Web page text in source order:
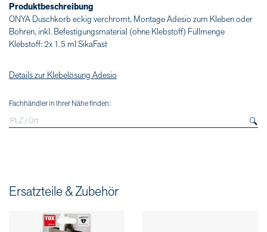
Produktbeschreibung
ONYA Duschkorb eckig verchromt, Montage Adesio zum Kleben oder
Bohren, inkl. Befestigungsmaterial (ohne Klebstoff) Füllmenge
Klebstoff: 2x 1.5 ml SikaFast
Details zur Klebelösung Adesio
Fachhändler in Ihrer Nähe finden:
Ersatzteile & Zubehör